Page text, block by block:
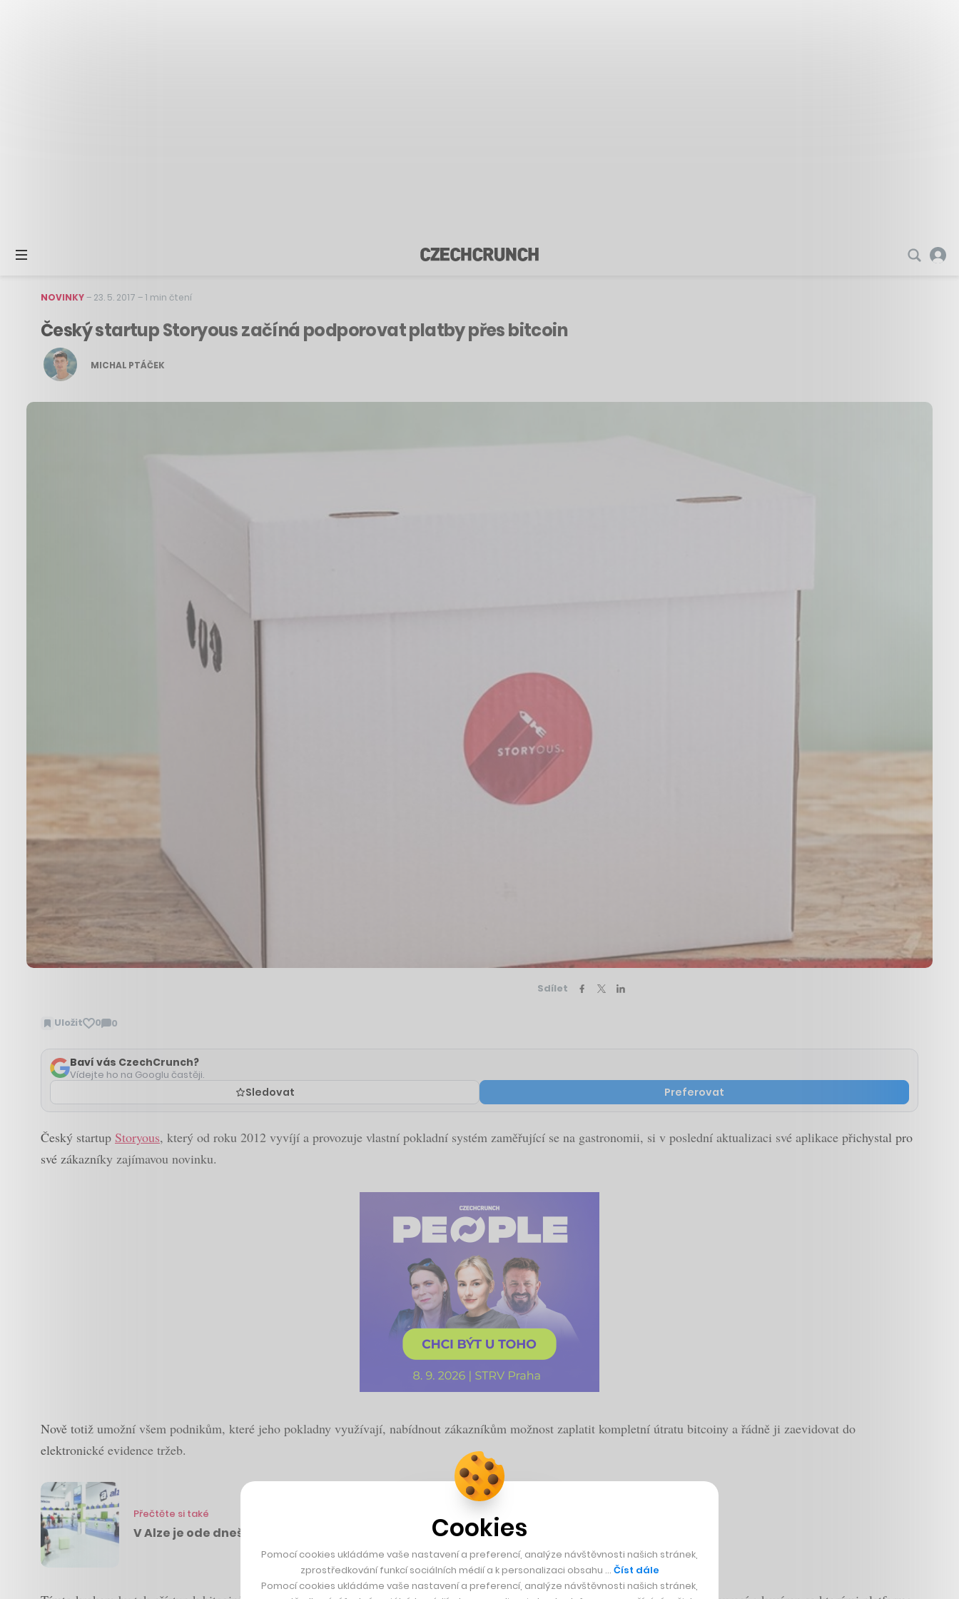
NOVINKY– 23. 5. 2017 –1 min čtení
Český startup Storyous začíná podporovat platby přes bitcoin
MICHAL PTÁČEK
Sdílet
Uložit 0 0
Zobrazit
Baví vás CzechCrunch?
Vídejte ho na Googlu častěji.
Sledovat Preferovat
Český startup Storyous, který od roku 2012 vyvíjí a provozuje vlastní pokladní systém zaměřující se na gastronomii, si v poslední aktualizaci své aplikace přichystal pro
své zákazníky zajímavou novinku.
Nově totiž umožní všem podnikům, které jeho pokladny využívají, nabídnout zákazníkům možnost zaplatit kompletní útratu bitcoiny a řádně ji zaevidovat do
elektronické evidence tržeb.
Přečtěte si také
V Alze je ode dneška možné platit Bitcoiny Cookies
Pomocí cookies ukládáme vaše nastavení a preferencí, analýze návštěvnosti našich stránek,
zprostředkování funkcí sociálních médií a k personalizaci obsahu … Číst dále
Pomocí cookies ukládáme vaše nastavení a preferencí, analýze návštěvnosti našich stránek,